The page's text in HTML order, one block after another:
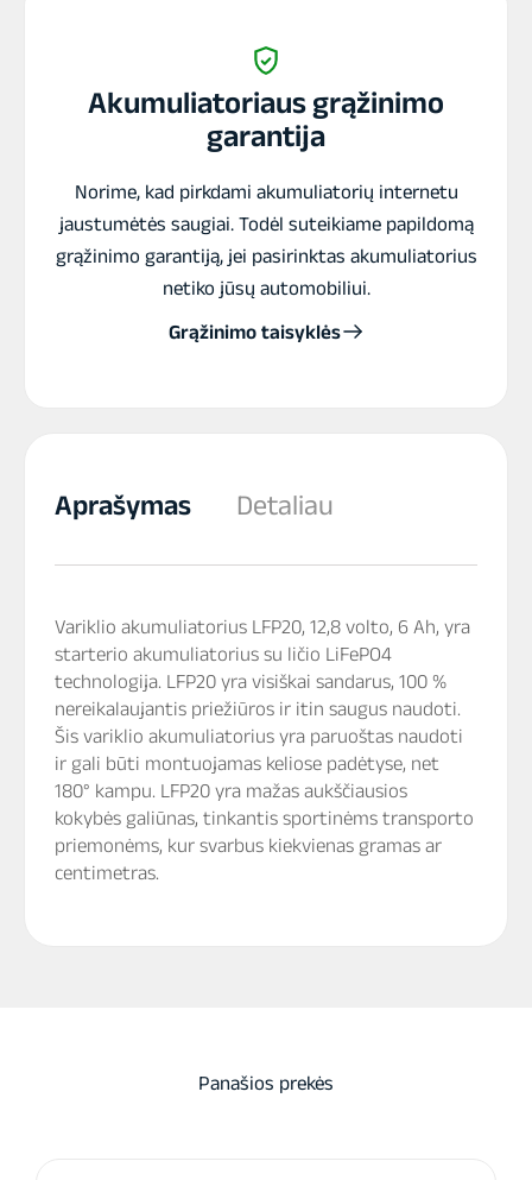
Akumuliatoriaus grąžinimo
garantija
Norime, kad pirkdami akumuliatorių internetu
jaustumėtės saugiai. Todėl suteikiame papildomą
grąžinimo garantiją, jei pasirinktas akumuliatorius
netiko jūsų automobiliui.
Grąžinimo taisyklės
Aprašymas Detaliau
Variklio akumuliatorius LFP20, 12,8 volto, 6 Ah, yra
starterio akumuliatorius su ličio LiFePO4
technologija. LFP20 yra visiškai sandarus, 100 %
nereikalaujantis priežiūros ir itin saugus naudoti.
Šis variklio akumuliatorius yra paruoštas naudoti
ir gali būti montuojamas keliose padėtyse, net
180° kampu. LFP20 yra mažas aukščiausios
kokybės galiūnas, tinkantis sportinėms transporto
priemonėms, kur svarbus kiekvienas gramas ar
centimetras.
Panašios prekės